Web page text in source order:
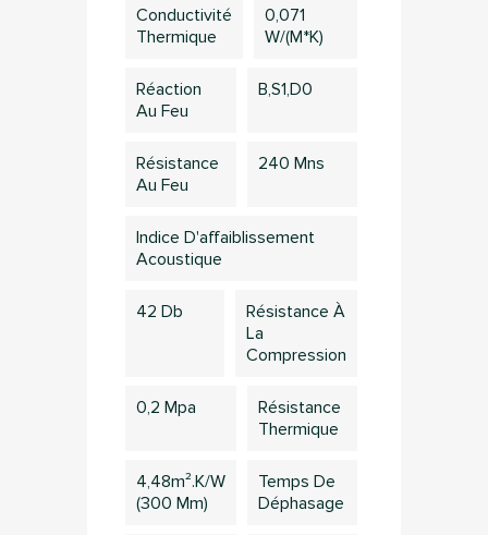
Conductivité
Thermique
0,071
W/(m*K)
Réaction
Au Feu
B,S1,d0
Résistance
Au Feu
240 Mns
Indice D'affaiblissement
Acoustique
42 Db
Résistance À
La
Compression
0,2 Mpa
Résistance
Thermique
4,48m².k/w
(300 Mm)
Temps De
Déphasage